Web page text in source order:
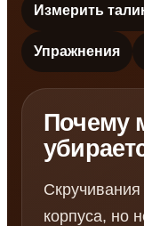
Измерить
Упражнения
Почему
корпуса, но